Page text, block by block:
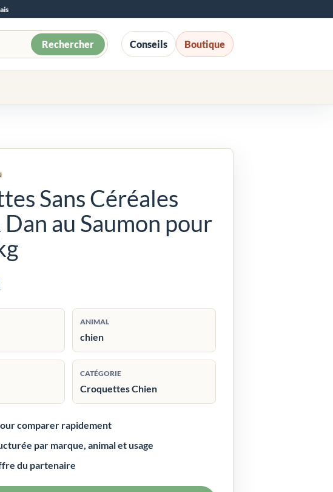
Rechercher Conseils Boutique
Sans Céréales
au Saumon pour
ANIMAL
chien
CATÉGORIE
Croquettes Chien
comparer rapidement
par marque, animal et usage
du partenaire